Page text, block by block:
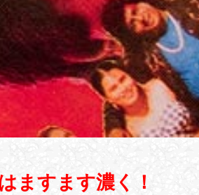
ますます濃く！